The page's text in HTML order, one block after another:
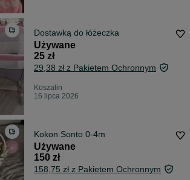
Dostawką do łóżeczka
Używane
25 zł
29,38 zł z Pakietem Ochronnym
Koszalin
16 lipca 2026
Kokon Sonto 0-4m
Używane
150 zł
158,75 zł z Pakietem Ochronnym